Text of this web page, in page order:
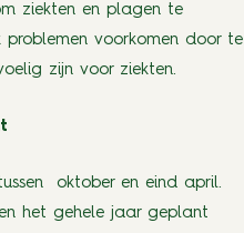
ziekten en plagen te
problemen voorkomen door te
zijn voor ziekten.
oktober en eind april.
het gehele jaar geplant